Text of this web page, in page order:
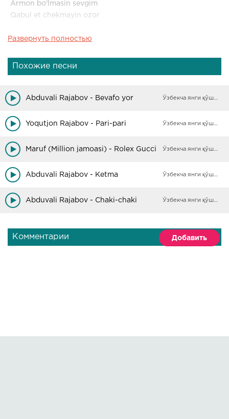
Armon bo'lmasin sevgim
Qabul et chekmayin ozor
Sen bor qalbimda bahor
Armon bo'lmasin sevgim
Qabul et chekmayin ozor
Qabul et bu sevgim
Qabul et bu dilni
Sarobga tashlama meni
Развернуть полностью
Похожие песни
Abduvali Rajabov - Bevafo yor Ўзбекча янги қўшиқлар
Yoqutjon Rajabov - Pari-pari Ўзбекча янги қўшиқлар
Maruf (Million jamoasi) - Rolex Gucci Ўзбекча янги қўшиқлар
Abduvali Rajabov - Ketma Ўзбекча янги қўшиқлар
Abduvali Rajabov - Chaki-chaki Ўзбекча янги қўшиқлар
Комментарии Добавить